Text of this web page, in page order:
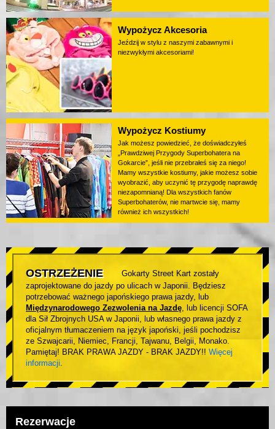
Wypożycz Akcesoria
Jeździj w stylu z naszymi zabawnymi i
niezwykłymi akcesoriami!
Wypożycz Kostiumy
Jak możesz powiedzieć, że doświadczyłeś
„Prawdziwej Przygody Superbohatera na
Gokarcie”, jeśli nie przebrałeś się za niego!
Mamy wszystkie kostiumy, jakie możesz sobie
wyobrazić, aby uczynić tę przygodę naprawdę
niezapomnianą! Dla wszystkich fanów
Superbohaterów, nie martwcie się, mamy
również ich wszystkich!
OSTRZEŻENIE
Gokarty Street Kart zostały
zaprojektowane do jazdy po ulicach w Japonii. Będziesz
potrzebować ważnego japońskiego prawa jazdy, lub
Międzynarodowego Zezwolenia na Jazdę, lub licencji SOFA
dla Sił Zbrojnych USA w Japonii, lub własnego prawa jazdy z
oficjalnym tłumaczeniem na język japoński, jeśli pochodzisz
ze Szwajcarii, Niemiec, Francji, Tajwanu, Belgii, Monako.
Pamiętaj! BRAK PRAWA JAZDY - BRAK JAZDY!! Więcej
informacji.
Rezerwacje